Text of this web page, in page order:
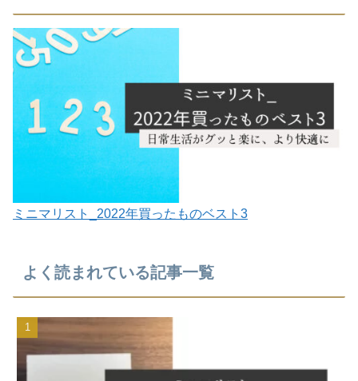
ミニマリスト_2022年買ったものベスト3
よく読まれている記事一覧